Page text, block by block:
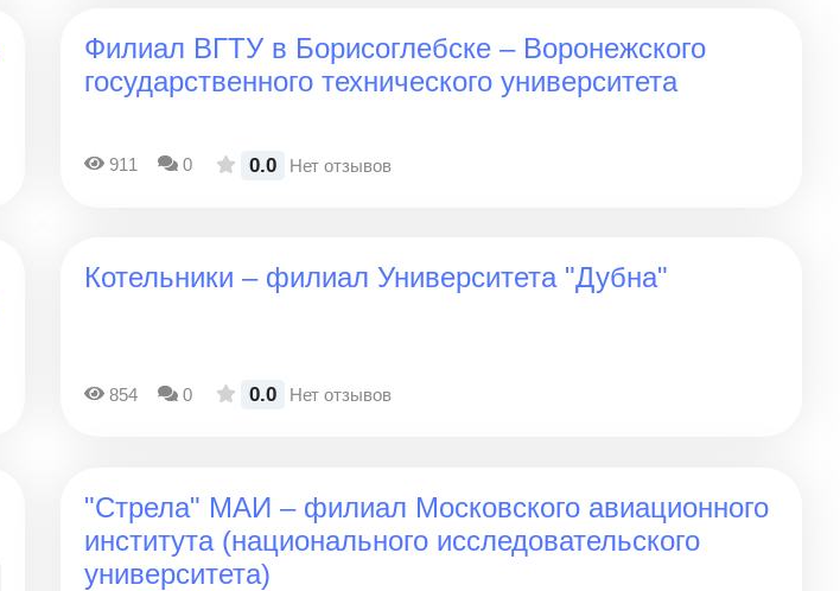
Филиал ВГТУ в Борисоглебске – Воронежского
государственного технического университета
911 0 0.0 Нет отзывов
Котельники – филиал Университета "Дубна"
854 0 0.0 Нет отзывов
"Стрела" МАИ – филиал Московского авиационного
института (национального исследовательского
университета)